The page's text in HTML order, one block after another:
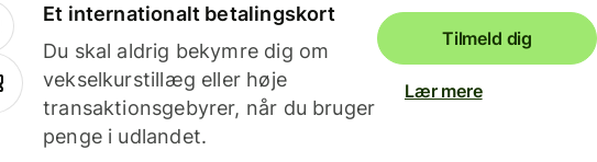
Et internationalt betalingskort
Du skal aldrig bekymre dig om
vekselkurstillæg eller høje
transaktionsgebyrer, når du bruger
penge i udlandet.
Tilmeld dig
Lær mere